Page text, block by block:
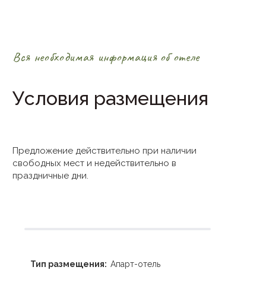
Вся необходимая информация об отеле
Условия размещения
Предложение действительно при наличии
свободных мест и недействительно в
праздничные дни.
Тип размещения: Апарт-отель